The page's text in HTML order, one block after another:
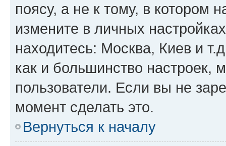
поясу, а не к тому, в котором
измените в личных
находитесь: Москва, Киев и
как и большинство настроек,
пользователи. Если вы не
момент сделать это.
Вернуться к началу